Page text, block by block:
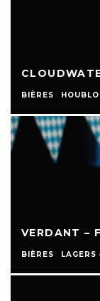
BIÈRES
VERDANT –
BIÈRES LAGERS ·